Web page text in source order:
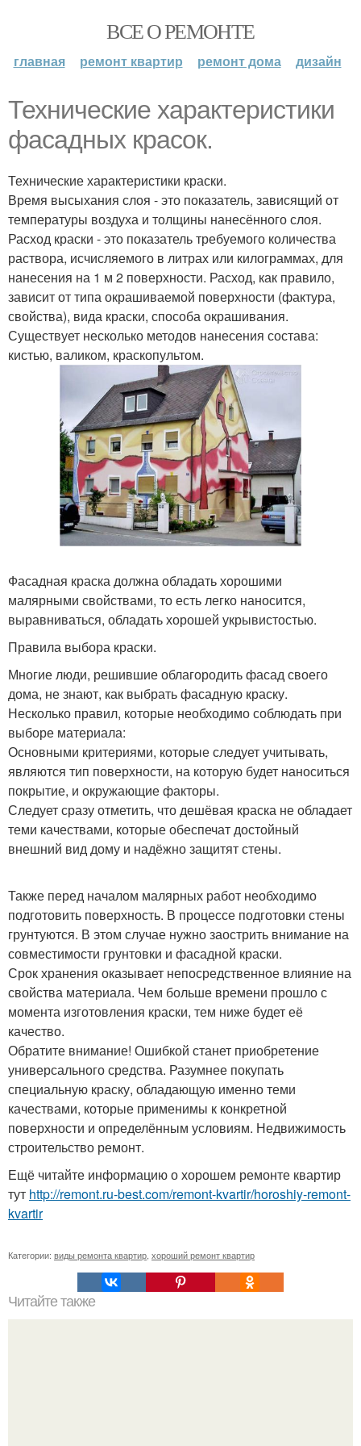
ВСЕ О РЕМОНТЕ
главная ремонт квартир ремонт дома дизайн
Технические характеристики
фасадных красок.
Технические характеристики краски.
Время высыхания слоя - это показатель, зависящий от
температуры воздуха и толщины нанесённого слоя.
Расход краски - это показатель требуемого количества
раствора, исчисляемого в литрах или килограммах, для
нанесения на 1 м 2 поверхности. Расход, как правило,
зависит от типа окрашиваемой поверхности (фактура,
свойства), вида краски, способа окрашивания.
Существует несколько методов нанесения состава:
кистью, валиком, краскопультом.
Фасадная краска должна обладать хорошими
малярными свойствами, то есть легко наносится,
выравниваться, обладать хорошей укрывистостью.
Правила выбора краски.
Многие люди, решившие облагородить фасад своего
дома, не знают, как выбрать фасадную краску.
Несколько правил, которые необходимо соблюдать при
выборе материала:
Основными критериями, которые следует учитывать,
являются тип поверхности, на которую будет наноситься
покрытие, и окружающие факторы.
Следует сразу отметить, что дешёвая краска не обладает
теми качествами, которые обеспечат достойный
внешний вид дому и надёжно защитят стены.
Также перед началом малярных работ необходимо
подготовить поверхность. В процессе подготовки стены
грунтуются. В этом случае нужно заострить внимание на
совместимости грунтовки и фасадной краски.
Срок хранения оказывает непосредственное влияние на
свойства материала. Чем больше времени прошло с
момента изготовления краски, тем ниже будет её
качество.
Обратите внимание! Ошибкой станет приобретение
универсального средства. Разумнее покупать
специальную краску, обладающую именно теми
качествами, которые применимы к конкретной
поверхности и определённым условиям. Недвижимость
строительство ремонт.
Ещё читайте информацию о хорошем ремонте квартир
тут http://remont.ru-best.com/remont-kvartir/horoshiy-remont-
kvartir
Категории: виды ремонта квартир хороший ремонт квартир
Читайте также